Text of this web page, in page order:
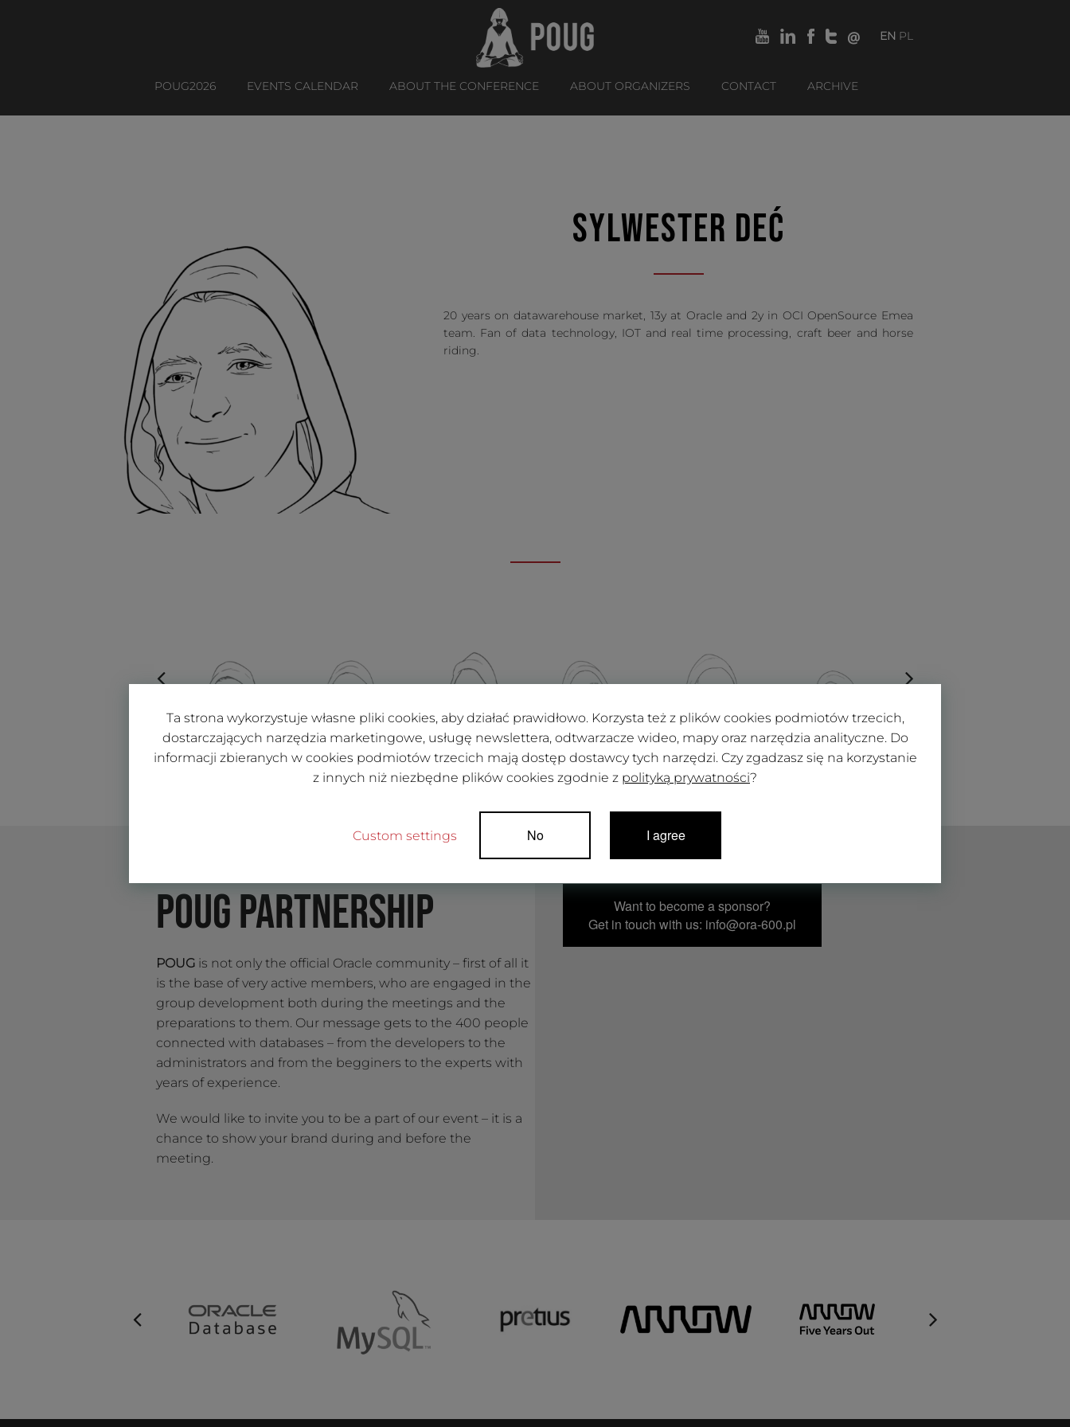
EN PL
POUG2026 EVENTS CALENDAR ABOUT THE CONFERENCE ABOUT ORGANIZERS CONTACT ARCHIVE
SYLWESTER DEĆ
20 years on datawarehouse market, 13y at Oracle and 2y in OCI OpenSource Emea
team. Fan of data technology, IOT and real time processing, craft beer and horse
riding.
POUG PARTNERSHIP
POUG is not only the official Oracle community – first of all it
is the base of very active members, who are engaged in the
group development both during the meetings and the
preparations to them. Our message gets to the 400 people
connected with databases – from the developers to the
administrators and from the begginers to the experts with
years of experience.
We would like to invite you to be a part of our event – it is a
chance to show your brand during and before the
meeting.
Want to become a sponsor?
Get in touch with us: info@ora-600.pl
Ta strona wykorzystuje własne pliki cookies, aby działać prawidłowo. Korzysta też z plików cookies podmiotów trzecich,
dostarczających narzędzia marketingowe, usługę newslettera, odtwarzacze wideo, mapy oraz narzędzia analityczne. Do
informacji zbieranych w cookies podmiotów trzecich mają dostęp dostawcy tych narzędzi. Czy zgadzasz się na korzystanie
z innych niż niezbędne plików cookies zgodnie z polityką prywatności?
Custom settings No I agree